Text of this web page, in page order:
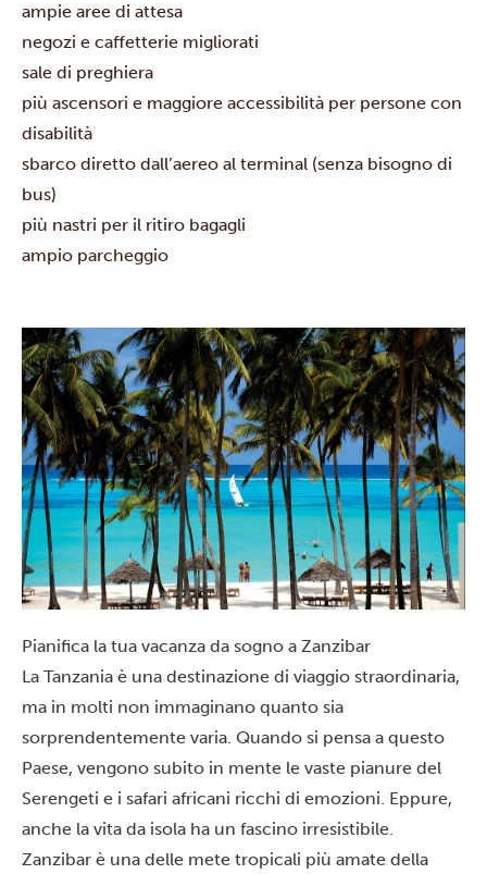
ampie aree di attesa
negozi e caffetterie migliorati
sale di preghiera
più ascensori e maggiore accessibilità per persone con
disabilità
sbarco diretto dall’aereo al terminal (senza bisogno di
bus)
più nastri per il ritiro bagagli
ampio parcheggio
Pianifica la tua vacanza da sogno a Zanzibar
La Tanzania è una destinazione di viaggio straordinaria,
ma in molti non immaginano quanto sia
sorprendentemente varia. Quando si pensa a questo
Paese, vengono subito in mente le vaste pianure del
Serengeti e i safari africani ricchi di emozioni. Eppure,
anche la vita da isola ha un fascino irresistibile.
Zanzibar è una delle mete tropicali più amate della